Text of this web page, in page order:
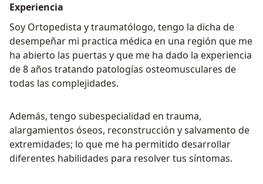
Experiencia
Soy Ortopedista y traumatólogo, tengo la dicha de
desempeñar mi practica médica en una región que me
ha abierto las puertas y que me ha dado la experiencia
de 8 años tratando patologías osteomusculares de
todas las complejidades.
Además, tengo subespecialidad en trauma,
alargamientos óseos, reconstrucción y salvamento de
extremidades; lo que me ha permitido desarrollar
diferentes habilidades para resolver tus síntomas.